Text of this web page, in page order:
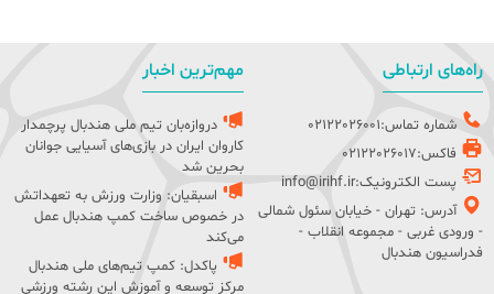
راه‌های ارتباطی
شماره تماس:02122026001
فاکس:02122026017
پست الکترونیک:info@irihf.ir
آدرس: تهران - خیابان سئول شمالی
- ورودی غربی - مجموعه انقلاب -
فدراسیون هندبال
مهم‌ترین اخبار
دروازه‌بان تیم ملی هندبال پرچمدار
کاروان ایران در بازی‌های آسیایی جوانان
بحرین شد
اسبقیان: وزارت ورزش به تعهداتش
در خصوص ساخت کمپ هندبال عمل
می‌کند
پاکدل: کمپ تیم‌های ملی هندبال
مرکز توسعه و آموزش این رشته ورزشی